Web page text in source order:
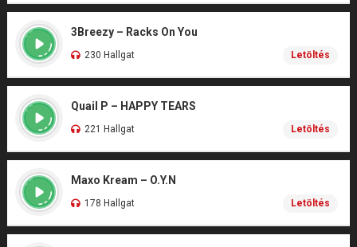
3Breezy – Racks On You
230 Hallgat Letöltés
Quail P – HAPPY TEARS
221 Hallgat Letöltés
Maxo Kream – O.Y.N
178 Hallgat Letöltés